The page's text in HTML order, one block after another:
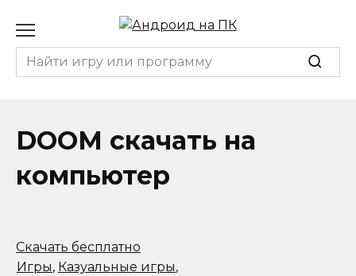
содержанию
Search
for:
DOOM скачать на
компьютер
Скачать бесплатно
Игры, Казуальные игры,